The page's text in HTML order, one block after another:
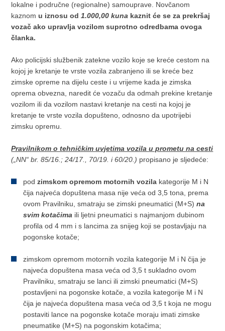
lokalne i područne (regionalne) samouprave. Novčanom
kaznomu iznosu od1.000,00 kuna kaznit će se za prekršaj
vozač ako upravlja vozilom suprotno odredbama ovoga
članka.
Ako policijski službenik zatekne vozilo koje se kreće cestom na
kojoj je kretanje te vrste vozila zabranjeno ili se kreće bez
zimske opreme na dijelu ceste i u vrijeme kada je zimska
oprema obvezna, naredit će vozaču da odmah prekine kretanje
vozilom ili da vozilom nastavi kretanje na cesti na kojoj je
kretanje te vrste vozila dopušteno, odnosno da upotrijebi
zimsku opremu.
Pravilnikom o tehničkim uvjetima vozila u prometu na cesti
(„NN“ br. 85/16.; 24/17., 70/19. i 60/20.) propisano je sljedeće:
podzimskom opremom motornih vozila kategorije M i N
čija najveća dopuštena masa nije veća od 3,5 tona, prema
ovom Pravilniku, smatraju se zimski pneumatici (M+S)na
svim kotačima ili ljetni pneumatici s najmanjom dubinom
profila od 4 mm i s lancima za snijeg koji se postavljaju na
pogonske kotače;
zimskom opremom motornih vozila kategorije M i N čija je
najveća dopuštena masa veća od 3,5 t sukladno ovom
Pravilniku, smatraju se lanci ili zimski pneumatici (M+S)
postavljeni na pogonske kotače, a vozila kategorije M i N
čija je najveća dopuštena masa veća od 3,5 t koja ne mogu
postaviti lance na pogonske kotače moraju imati zimske
pneumatike (M+S) na pogonskim kotačima;